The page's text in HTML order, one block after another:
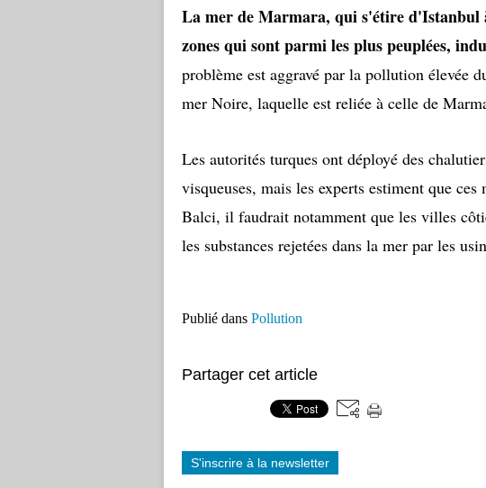
La mer de Marmara, qui s'étire d'Istanbul
zones qui sont parmi les plus peuplées,
problème est aggravé par la pollution élevée
mer Noire, laquelle est reliée à celle de
Les autorités turques ont déployé des
visqueuses, mais les experts estiment que
Balci, il faudrait notamment que les villes
les substances rejetées dans la mer par les
Publié dans Pollution
Partager cet article
S'inscrire à la newsletter